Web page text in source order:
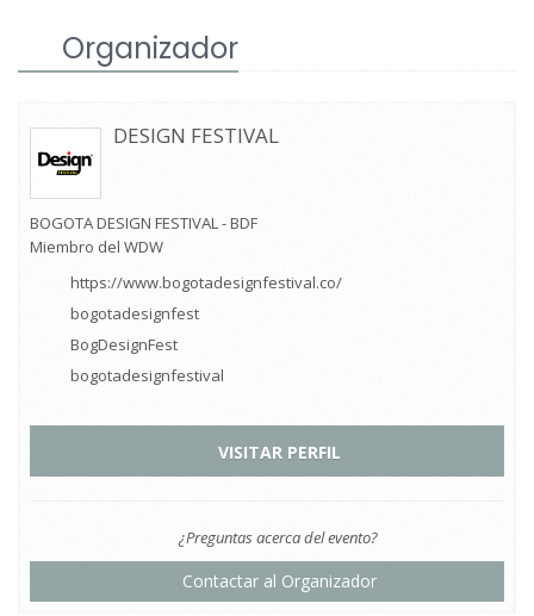
Organizador
DESIGN FESTIVAL
BOGOTA DESIGN FESTIVAL - BDF
Miembro del WDW
https://www.bogotadesignfestival.co/
bogotadesignfest
BogDesignFest
bogotadesignfestival
VISITAR PERFIL
¿Preguntas acerca del evento?
Contactar al Organizador